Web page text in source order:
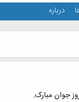
درباره
جوان مبارک.